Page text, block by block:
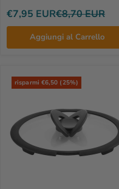
€7,95 EUR€8,70 EUR
Aggiungi al Carrello
risparmi €6,50 (25%)